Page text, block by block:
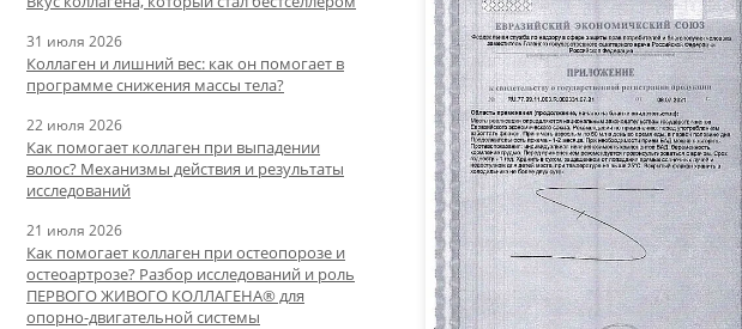
31 июля 2026
Коллаген и лишний вес: как он помогает в
программе снижения массы тела?
22 июля 2026
Как помогает коллаген при выпадении
волос? Механизмы действия и результаты
исследований
21 июля 2026
Как помогает коллаген при остеопорозе и
остеоартрозе? Разбор исследований и роль
ПЕРВОГО ЖИВОГО КОЛЛАГЕНА® для
опорно-двигательной системы